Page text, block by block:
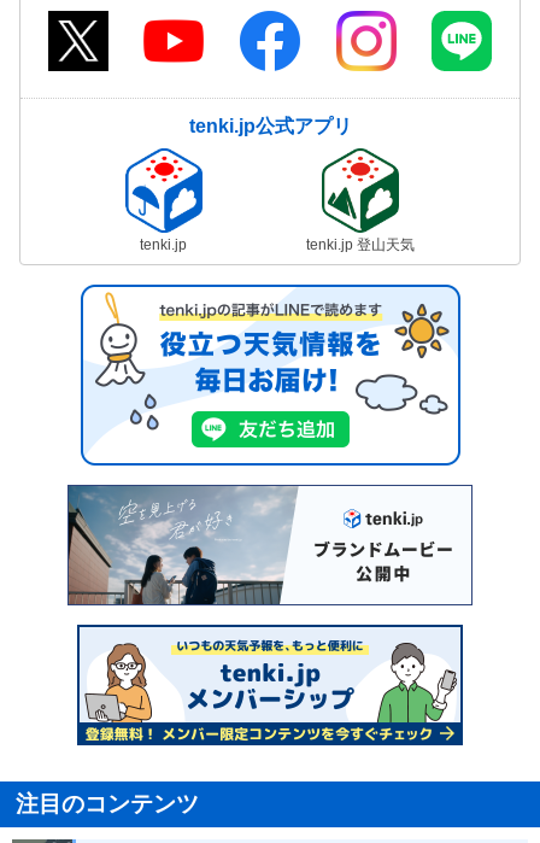
tenki.jp公式アプリ
tenki.jp tenki.jp 登山天気
注目のコンテンツ